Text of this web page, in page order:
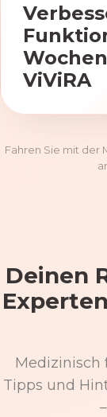
ViViRA
Fahren Sie mit der
Deinen
Medizinisch
Tipps und